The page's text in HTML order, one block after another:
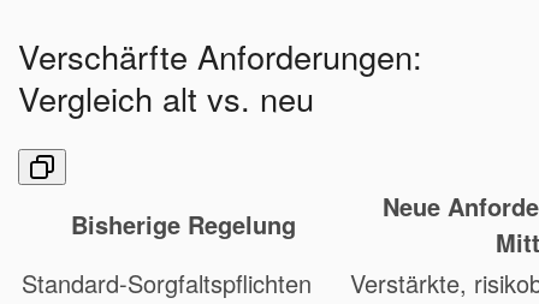
Verschärfte Anforderungen:
Vergleich alt vs. neu
Bisherige Regelung
Neue
Standard-Sorgfaltspflichten
Verstärkte,